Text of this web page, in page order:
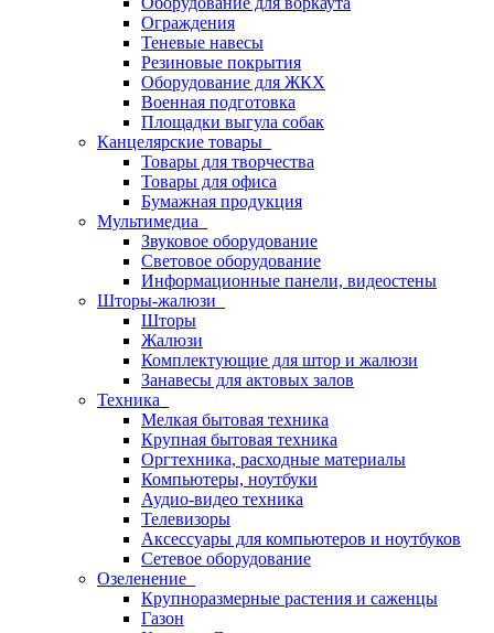
Ограждения
Теневые навесы
Резиновые покрытия
Оборудование для ЖКХ
Военная подготовка
Площадки выгула собак
Канцелярские товары
Товары для творчества
Товары для офиса
Бумажная продукция
Мультимедиа
Звуковое оборудование
Световое оборудование
Информационные панели, видеостены
Шторы-жалюзи
Шторы
Жалюзи
Комплектующие для штор и жалюзи
Занавесы для актовых залов
Техника
Мелкая бытовая техника
Крупная бытовая техника
Оргтехника, расходные материалы
Компьютеры, ноутбуки
Аудио-видео техника
Телевизоры
Аксессуары для компьютеров и ноутбуков
Сетевое оборудование
Озеленение
Крупноразмерные растения и саженцы
Газон